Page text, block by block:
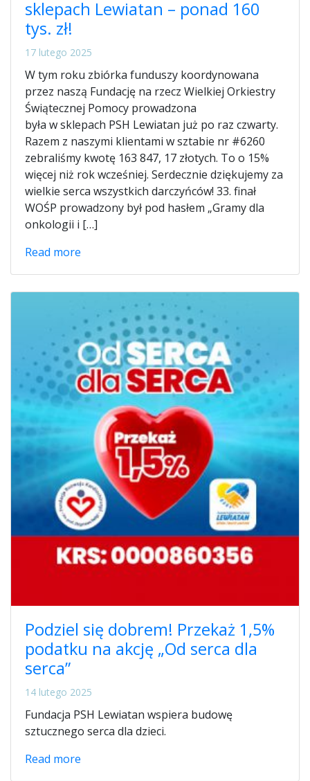
sklepach Lewiatan – ponad 160
tys. zł!
17 lutego 2025
W tym roku zbiórka funduszy koordynowana
przez naszą Fundację na rzecz Wielkiej Orkiestry
Świątecznej Pomocy prowadzona
była w sklepach PSH Lewiatan już po raz czwarty.
Razem z naszymi klientami w sztabie nr #6260
zebraliśmy kwotę 163 847, 17 złotych. To o 15%
więcej niż rok wcześniej. Serdecznie dziękujemy za
wielkie serca wszystkich darczyńców! 33. finał
WOŚP prowadzony był pod hasłem „Gramy dla
onkologii i […]
Read more
Podziel się dobrem! Przekaż 1,5%
podatku na akcję „Od serca dla
serca”
14 lutego 2025
Fundacja PSH Lewiatan wspiera budowę
sztucznego serca dla dzieci.
Read more